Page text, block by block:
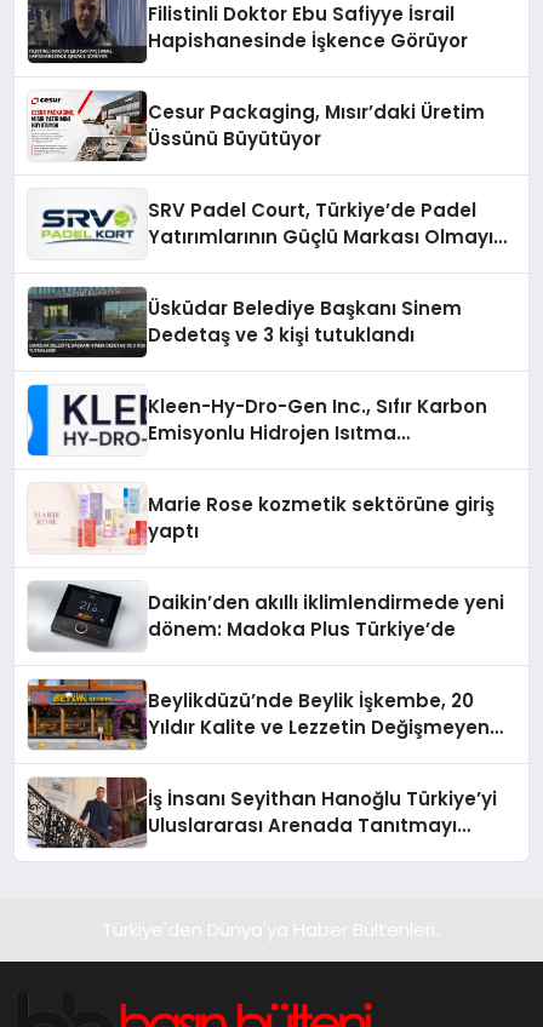
Filistinli Doktor Ebu Safiyye İsrail
Hapishanesinde İşkence Görüyor
Cesur Packaging, Mısır’daki Üretim
Üssünü Büyütüyor
SRV Padel Court, Türkiye’de Padel
Yatırımlarının Güçlü Markası Olmayı
Üsküdar Belediye Başkanı Sinem
Dedetaş ve 3 kişi tutuklandı
Kleen-Hy-Dro-Gen Inc., Sıfır Karbon
Emisyonlu Hidrojen Isıtma
Marie Rose kozmetik sektörüne giriş
yaptı
Daikin’den akıllı iklimlendirmede yeni
dönem: Madoka Plus Türkiye’de
Beylikdüzü’nde Beylik İşkembe, 20
Yıldır Kalite ve Lezzetin Değişmeyen
İş İnsanı Seyithan Hanoğlu Türkiye’yi
Uluslararası Arenada Tanıtmayı
Türkiye'den Dünya'ya Haber Bültenleri..